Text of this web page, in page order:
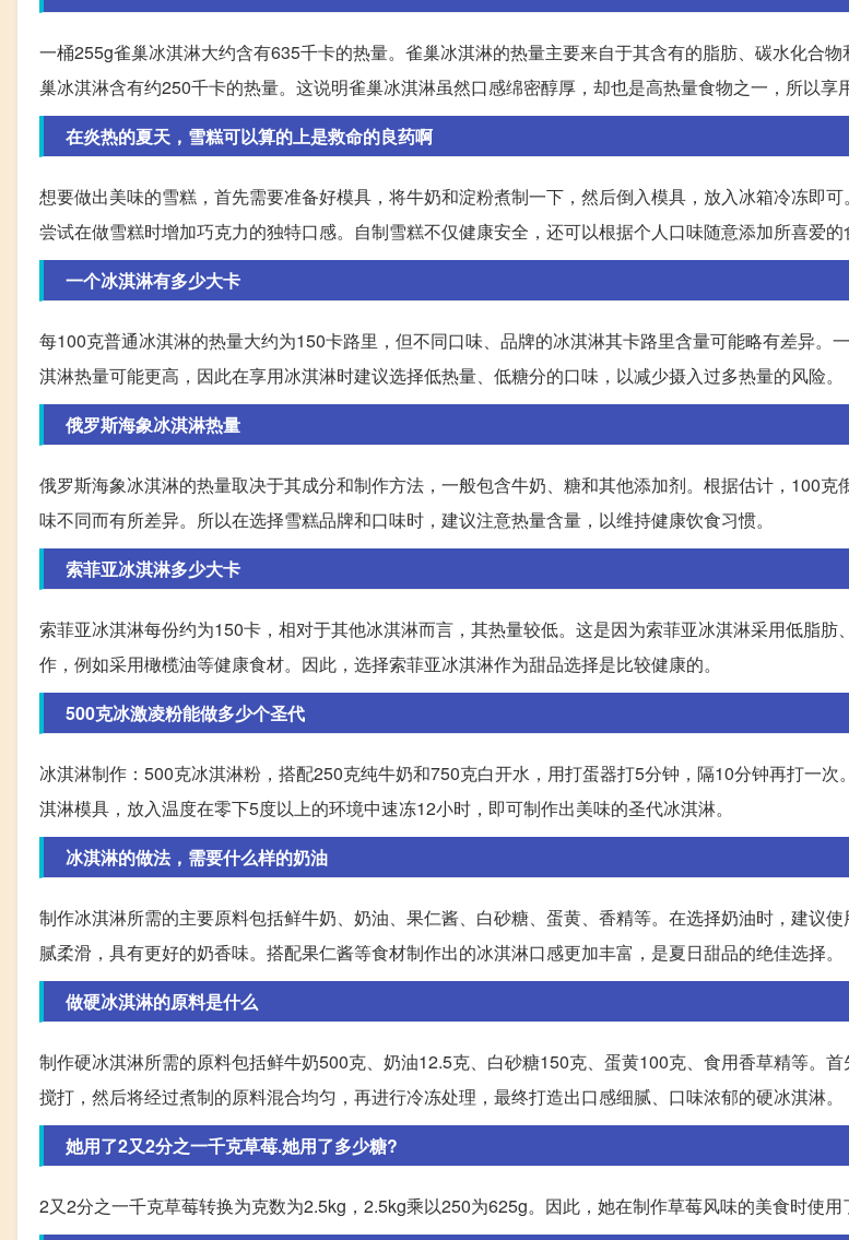
一桶255g雀巢冰淇淋大约含有635千卡的热量。雀巢冰淇淋的热量主要来自于其含有的脂肪、碳水化合
巢冰淇淋含有约250千卡的热量。这说明雀巢冰淇淋虽然口感绵密醇厚，却也是高热量食物之一，所以享
在炎热的夏天，雪糕可以算的上是救命的良药啊
想要做出美味的雪糕，首先需要准备好模具，将牛奶和淀粉煮制一下，然后倒入模具，放入冰箱冷冻即
尝试在做雪糕时增加巧克力的独特口感。自制雪糕不仅健康安全，还可以根据个人口味随意添加所喜爱的
一个冰淇淋有多少大卡
每100克普通冰淇淋的热量大约为150卡路里，但不同口味、品牌的冰淇淋其卡路里含量可能略有差异。
淇淋热量可能更高，因此在享用冰淇淋时建议选择低热量、低糖分的口味，以减少摄入过多热量的风险。
俄罗斯海象冰淇淋热量
俄罗斯海象冰淇淋的热量取决于其成分和制作方法，一般包含牛奶、糖和其他添加剂。根据估计，100克
味不同而有所差异。所以在选择雪糕品牌和口味时，建议注意热量含量，以维持健康饮食习惯。
索菲亚冰淇淋多少大卡
索菲亚冰淇淋每份约为150卡，相对于其他冰淇淋而言，其热量较低。这是因为索菲亚冰淇淋采用低脂肪
作，例如采用橄榄油等健康食材。因此，选择索菲亚冰淇淋作为甜品选择是比较健康的。
500克冰激凌粉能做多少个圣代
冰淇淋制作：500克冰淇淋粉，搭配250克纯牛奶和750克白开水，用打蛋器打5分钟，隔10分钟再打一次
淇淋模具，放入温度在零下5度以上的环境中速冻12小时，即可制作出美味的圣代冰淇淋。
冰淇淋的做法，需要什么样的奶油
制作冰淇淋所需的主要原料包括鲜牛奶、奶油、果仁酱、白砂糖、蛋黄、香精等。在选择奶油时，建议
腻柔滑，具有更好的奶香味。搭配果仁酱等食材制作出的冰淇淋口感更加丰富，是夏日甜品的绝佳选择。
做硬冰淇淋的原料是什么
制作硬冰淇淋所需的原料包括鲜牛奶500克、奶油12.5克、白砂糖150克、蛋黄100克、食用香草精等。
搅打，然后将经过煮制的原料混合均匀，再进行冷冻处理，最终打造出口感细腻、口味浓郁的硬冰淇淋。
她用了2又2分之一千克草莓.她用了多少糖?
2又2分之一千克草莓转换为克数为2.5kg，2.5kg乘以250为625g。因此，她在制作草莓风味的美食时使用